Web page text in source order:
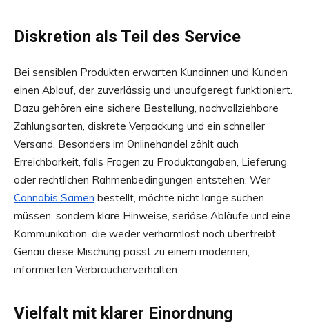
Diskretion als Teil des Service
Bei sensiblen Produkten erwarten Kundinnen und Kunden
einen Ablauf, der zuverlässig und unaufgeregt funktioniert.
Dazu gehören eine sichere Bestellung, nachvollziehbare
Zahlungsarten, diskrete Verpackung und ein schneller
Versand. Besonders im Onlinehandel zählt auch
Erreichbarkeit, falls Fragen zu Produktangaben, Lieferung
oder rechtlichen Rahmenbedingungen entstehen. Wer
Cannabis Samen bestellt, möchte nicht lange suchen
müssen, sondern klare Hinweise, seriöse Abläufe und eine
Kommunikation, die weder verharmlost noch übertreibt.
Genau diese Mischung passt zu einem modernen,
informierten Verbraucherverhalten.
Vielfalt mit klarer Einordnung